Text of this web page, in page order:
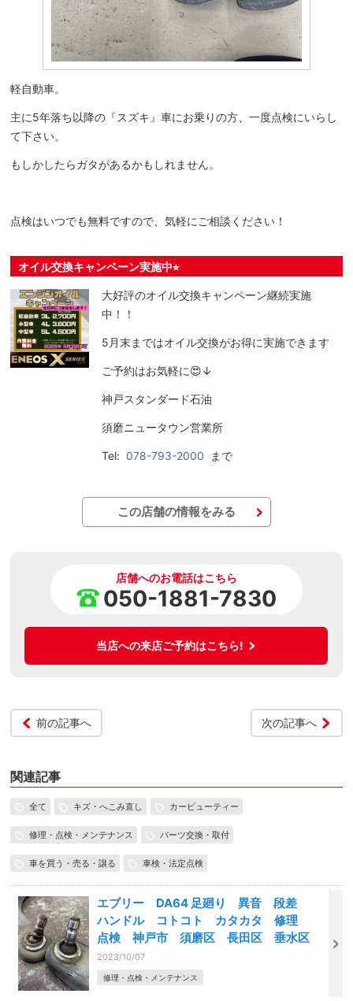
軽自動車。
主に5年落ち以降の『スズキ』車にお乗りの方、一度点検にいらし
て下さい。
もしかしたらガタがあるかもしれません。
点検はいつでも無料ですので、気軽にご相談ください！
オイル交換キャンペーン実施中⭐︎
大好評のオイル交換キャンペーン継続実施
中！！
5月末まではオイル交換がお得に実施できます
ご予約はお気軽に😍↓
神戸スタンダード石油
須磨ニュータウン営業所
Tel:078-793-2000 まで
この店舗の情報をみる
店舗へのお電話はこちら
050-1881-7830
当店への来店ご予約はこちら!
前の記事へ 次の記事へ
関連記事
全て キズ・へこみ直し カービューティー
修理・点検・メンテナンス パーツ交換・取付
車を買う・売る・譲る 車検・法定点検
エブリー DA64 足廻り 異音 段差
ハンドル コトコト カタカタ 修理
点検 神戸市 須磨区 長田区 垂水区
2023/10/07
修理・点検・メンテナンス